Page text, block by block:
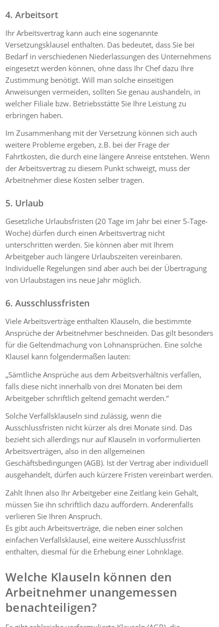
4. Arbeitsort
Ihr Arbeitsvertrag kann auch eine sogenannte
Versetzungsklausel enthalten. Das bedeutet, dass Sie bei
Bedarf in verschiedenen Niederlassungen des Unternehmens
eingesetzt werden können, ohne dass Ihr Chef dazu Ihre
Zustimmung benötigt. Will man solche einseitigen
Anweisungen vermeiden, sollten Sie genau aushandeln, in
welcher Filiale bzw. Betriebsstätte Sie Ihre Leistung zu
erbringen haben.
Im Zusammenhang mit der Versetzung können sich auch
weitere Probleme ergeben, z.B. bei der Frage der
Fahrtkosten, die durch eine längere Anreise entstehen. Wenn
der Arbeitsvertrag zu diesem Punkt schweigt, muss der
Arbeitnehmer diese Kosten selber tragen.
5. Urlaub
Gesetzliche Urlaubsfristen (20 Tage im Jahr bei einer 5-Tage-
Woche) dürfen durch einen Arbeitsvertrag nicht
unterschritten werden. Sie können aber mit Ihrem
Arbeitgeber auch längere Urlaubszeiten vereinbaren.
Individuelle Regelungen sind aber auch bei der Übertragung
von Urlaubstagen ins neue Jahr möglich.
6. Ausschlussfristen
Viele Arbeitsverträge enthalten Klauseln, die bestimmte
Ansprüche der Arbeitnehmer beschneiden. Das gilt besonders
für die Geltendmachung von Lohnansprüchen. Eine solche
Klausel kann folgendermaßen lauten:
„Sämtliche Ansprüche aus dem Arbeitsverhältnis verfallen,
falls diese nicht innerhalb von drei Monaten bei dem
Arbeitgeber schriftlich geltend gemacht werden.“
Solche Verfallsklauseln sind zulässig, wenn die
Ausschlussfristen nicht kürzer als drei Monate sind. Das
bezieht sich allerdings nur auf Klauseln in vorformulierten
Arbeitsverträgen, also in den allgemeinen
Geschäftsbedingungen (AGB). Ist der Vertrag aber individuell
ausgehandelt, dürfen auch kürzere Fristen vereinbart werden.
Zahlt Ihnen also Ihr Arbeitgeber eine Zeitlang kein Gehalt,
müssen Sie ihn schriftlich dazu auffordern. Anderenfalls
verlieren Sie Ihren Anspruch.
Es gibt auch Arbeitsverträge, die neben einer solchen
einfachen Verfallsklausel, eine weitere Ausschlussfrist
enthalten, diesmal für die Erhebung einer Lohnklage.
Welche Klauseln können den
Arbeitnehmer unangemessen
benachteiligen?